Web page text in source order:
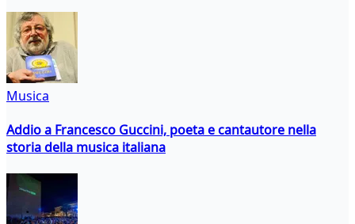
Musica
Addio a Francesco Guccini, poeta e cantautore nella
storia della musica italiana